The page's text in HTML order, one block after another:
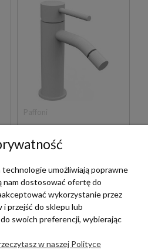
LIG131BO BATERIA
BIDETOWA STOJĄCA
BIAŁA
719,00 zł szt.
technologie umożliwiają poprawne
nam dostosować ofertę do
wykorzystanie przez
przejść do sklepu lub
swoich preferencji, wybierając
w naszej Polityce